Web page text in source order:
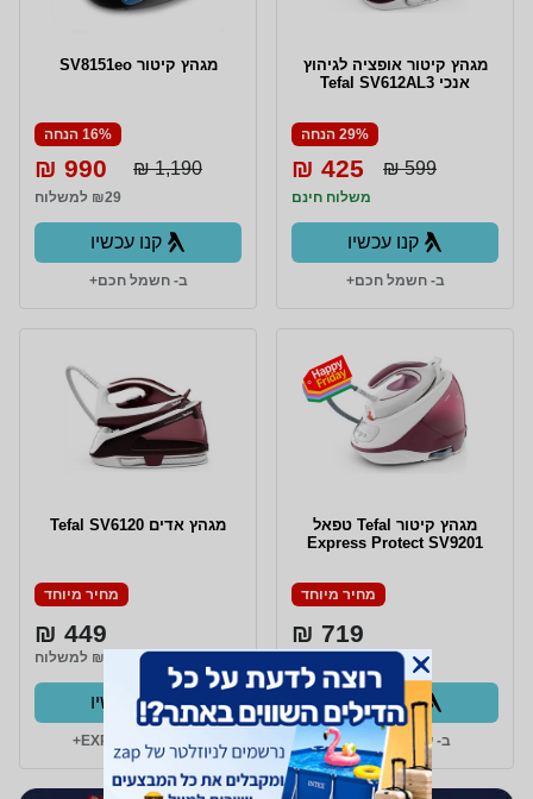
מגהץ קיטור אופציה לגיהוץ
אנכי Tefal SV612AL3
29% הנחה
599 ₪
425 ₪
משלוח חינם
קנו עכשיו
ב- חשמל חכם+
מגהץ קיטור SV8151eo
16% הנחה
1,190 ₪
990 ₪
₪29 למשלוח
קנו עכשיו
ב- חשמל חכם+
מגהץ קיטור Tefal טפאל
Express Protect SV9201
מחיר מיוחד
719 ₪
קנו עכשיו
ב- עולם החשמל+
מגהץ אדים Tefal SV6120
מחיר מיוחד
449 ₪
₪15 למשלוח
קנו עכשיו
ב- סטוק EXPRESS+